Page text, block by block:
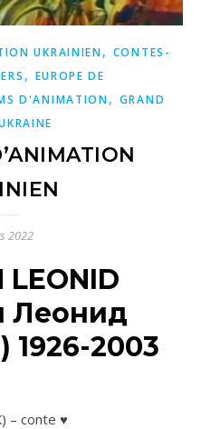
UKRAINIEN, CONTES-
, EUROPE DE
D'ANIMATION, GRAND
2022
LEONID
Леонид
1926-2003
– conte ♥